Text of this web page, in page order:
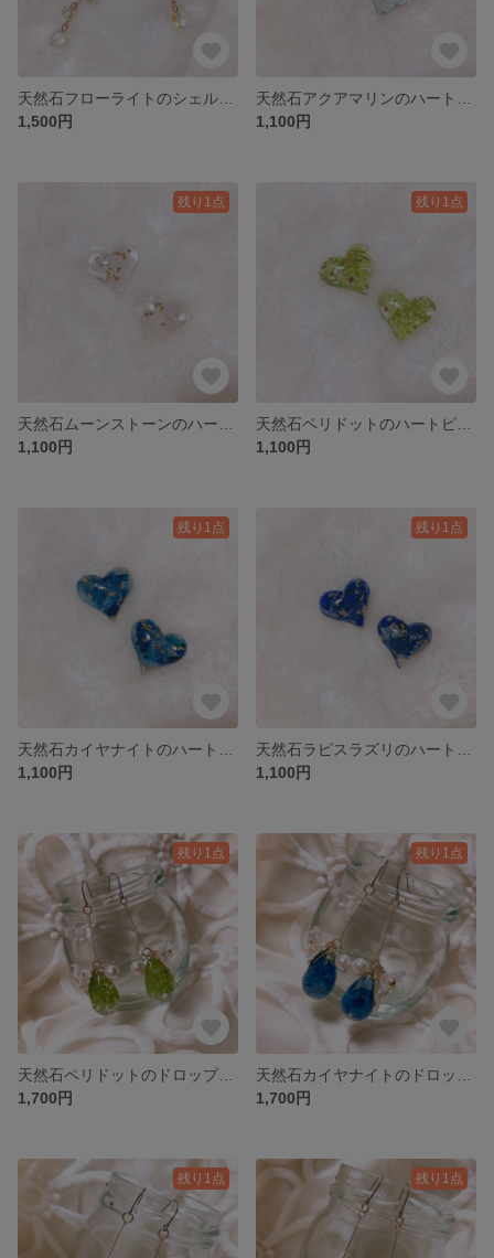
1,500円
1,100円
残り1点
1,100円
残り1点
1,100円
残り1点
1,100円
残り1点
1,100円
残り1点
天然石ペリドットのドロップピアス／イヤリング
1,700円
残り1点
1,700円
残り1点 残り1点